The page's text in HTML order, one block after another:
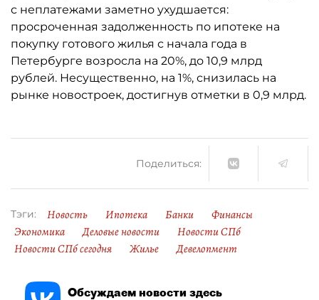
с неплатежами заметно ухудшается:
просроченная задолженность по ипотеке на
покупку готового жилья с начала года в
Петербурге возросла на 20%, до 10,9 млрд
рублей. Несущественно, на 1%, снизилась на
рынке новостроек, достигнув отметки в 0,9 млрд.
Поделиться:
Тэги: Новость Ипотека Банки
Финансы
Экономика
Деловые новости
Новости СПб
Новости СПб сегодня
Жилье Девелопмент
Обсуждаем новости здесь